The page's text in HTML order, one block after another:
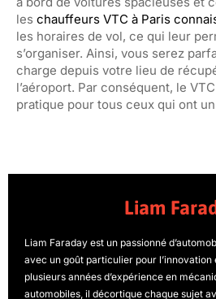
les chauffeurs VTC à Paris
les horaires de vol, ce qui leur
s’organiser. Ainsi, vous serez
charge depuis votre lieu de
l’aéroport. Par conséquent, le
pratique pour tous ceux qui ont
Liam
Liam Faraday est un passionné
avec un goût particulier pour
plusieurs années d’expérience en
automobiles, il décortique chaque sujet